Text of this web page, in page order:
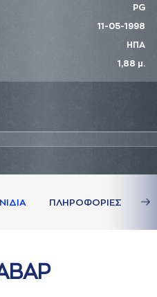
PG
11-05-1998
ΗΠΑ
1,88 μ.
ΠΛΗΡΟΦΟΡΙΕΣ